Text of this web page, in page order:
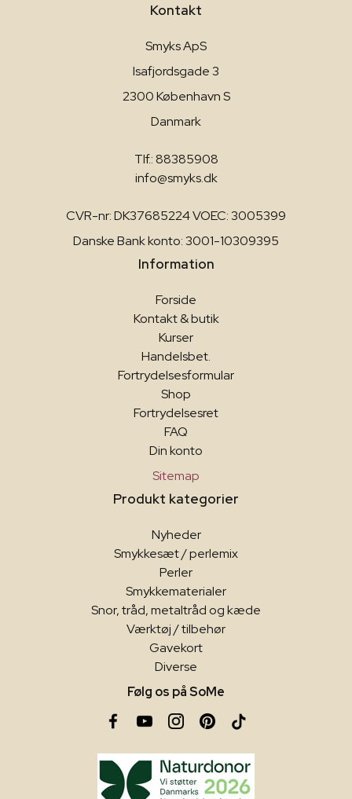
Kontakt
Smyks ApS
Isafjordsgade 3
2300 København S
Danmark
Tlf.: 88385908
info@smyks.dk
CVR-nr: DK37685224 VOEC: 3005399
Danske Bank konto: 3001-10309395
Information
Forside
Kontakt & butik
Kurser
Handelsbet.
Fortrydelsesformular
Shop
Fortrydelsesret
FAQ
Din konto
Sitemap
Produkt kategorier
Nyheder
Smykkesæt / perlemix
Perler
Smykkematerialer
Snor, tråd, metaltråd og kæde
Værktøj / tilbehør
Gavekort
Diverse
Følg os på SoMe